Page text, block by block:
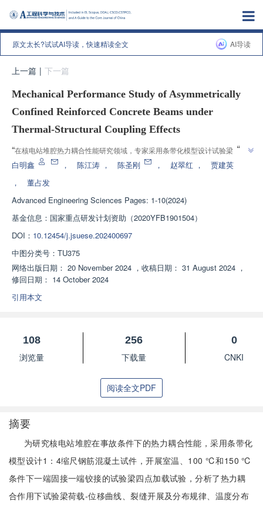
原文太长?试试AI导读，快速精读全文 AI导读
上一篇 | 下一篇
Mechanical Performance Study of Asymmetrically
Confined Reinforced Concrete Beams under
Thermal-Structural Coupling Effects
“在核电站堆腔热力耦合性能研究领域，专家采用条带化模型设计试验梁，分
析了热力耦合作用下的破坏模式和承载能力，为事故条件下核电站堆腔热力耦
”
白明鑫 ， 陈江涛 ， 陈圣刚 ， 赵翠红 ，
贾建英
，
董占发
Advanced Engineering Sciences Pages: 1-10(2024)
基金信息： 国家重点研发计划资助（2020YFB1901504）
DOI： 10.12454/j.jsuese.202400697
中图分类号： TU375
网络出版日期： 20 November 2024 ， 收稿日期： 31 August 2024 ，
修回日期： 14 October 2024
引用本文
108
浏览量
256
下载量
0
CNKI
阅读全文PDF
摘要
为研究核电站堆腔在事故条件下的热力耦合性能，采用条带化
模型设计1：4缩尺钢筋混凝土试件，开展室温、100 ℃和150 ℃
条件下一端固接一端铰接的试验梁四点加载试验，分析了热力耦
合作用下试验梁荷载-位移曲线、裂缝开展及分布规律、温度分布